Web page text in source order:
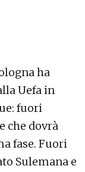
ha
Uefa in
fuori
che dovrà
fase. Fuori
Sulemana e